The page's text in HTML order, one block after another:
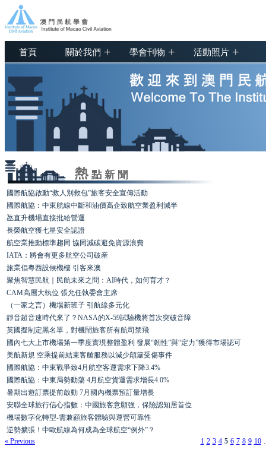
首頁 關於我們 + 學會刊物 + 活動照片 +
國際航協啟動“救人別救包”旅客安全宣傳活動
國際航協：中東航線中斷和油價高企致航空業盈利減半
氹直升機場直接批給營運
長榮航空獲七星安全認證
航空業推動標準趨同 協同減碳避免資源浪費
IATA：將會有更多航空公司破産
旅業倡粵西設候機樓 引客來澳
聚焦智慧民航｜民航未來之問：AI時代，如何育才？
CAM高層大執位 張允任執委會主席
（一家之言）機場新班子 引航線多元化
靜音超音速時代來了？NASA的X-59試驗機將首次突破音障
英國擬制定黑名單，對機鬧旅客所有航司禁飛
國內七大上市機場第一季度實現整體盈利 發展“韌性”與“定力”獲得市場認可
美航新規 空乘提前結束客艙服務以減少顛簸受傷事件
國際航協：中東戰爭致4月航空客運需求下降3.4%
國際航協：中東局勢動蕩 4月航空貨運需求增長4.0%
暑期出遊訂票提前啟動 7月國內機票預訂量增長
安聯全球旅行信心指數：中國旅客意願強，保險認知居首位
機場數字化轉型-需兼顧旅客體驗與運營可靠性
逆勢擴張！中歐航線為何成為全球航空“例外”？
« Previous
1 2 3 4 5 6 7 8 9 10